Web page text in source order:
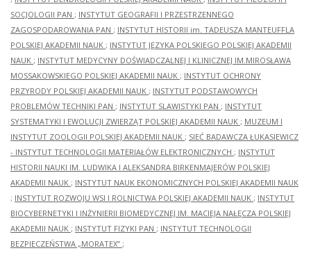
SOCJOLOGII PAN ; INSTYTUT GEOGRAFII I PRZESTRZENNEGO
ZAGOSPODAROWANIA PAN ; INSTYTUT HISTORII im. TADEUSZA MANTEUFFLA
POLSKIEJ AKADEMII NAUK ; INSTYTUT JĘZYKA POLSKIEGO POLSKIEJ AKADEMII
NAUK ; INSTYTUT MEDYCYNY DOŚWIADCZALNEJ I KLINICZNEJ IM.MIROSŁAWA
MOSSAKOWSKIEGO POLSKIEJ AKADEMII NAUK ; INSTYTUT OCHRONY
PRZYRODY POLSKIEJ AKADEMII NAUK ; INSTYTUT PODSTAWOWYCH
PROBLEMÓW TECHNIKI PAN ; INSTYTUT SLAWISTYKI PAN ; INSTYTUT
SYSTEMATYKI I EWOLUCJI ZWIERZĄT POLSKIEJ AKADEMII NAUK ; MUZEUM I
INSTYTUT ZOOLOGII POLSKIEJ AKADEMII NAUK ; SIEĆ BADAWCZA ŁUKASIEWICZ
- INSTYTUT TECHNOLOGII MATERIAŁÓW ELEKTRONICZNYCH ; INSTYTUT
HISTORII NAUKI IM. LUDWIKA I ALEKSANDRA BIRKENMAJERÓW POLSKIEJ
AKADEMII NAUK ; INSTYTUT NAUK EKONOMICZNYCH POLSKIEJ AKADEMII NAUK
; INSTYTUT ROZWOJU WSI I ROLNICTWA POLSKIEJ AKADEMII NAUK ; INSTYTUT
BIOCYBERNETYKI I INŻYNIERII BIOMEDYCZNEJ IM. MACIEJA NAŁĘCZA POLSKIEJ
AKADEMII NAUK ; INSTYTUT FIZYKI PAN ; INSTYTUT TECHNOLOGII
BEZPIECZEŃSTWA „MORATEX” ;